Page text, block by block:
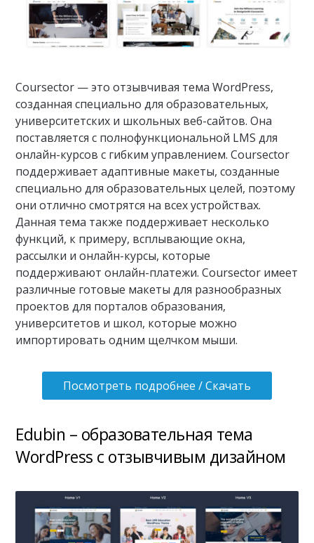
Coursector — это отзывчивая тема WordPress,
созданная специально для образовательных,
университетских и школьных веб-сайтов. Она
поставляется с полнофункциональной LMS для
онлайн-курсов с гибким управлением. Coursector
поддерживает адаптивные макеты, созданные
специально для образовательных целей, поэтому
они отлично смотрятся на всех устройствах.
Данная тема также поддерживает несколько
функций, к примеру, всплывающие окна,
рассылки и онлайн-курсы, которые
поддерживают онлайн-платежи. Coursector имеет
различные готовые макеты для разнообразных
проектов для порталов образования,
университетов и школ, которые можно
импортировать одним щелчком мыши.
Посмотреть подробнее / Скачать
Edubin – образовательная тема
WordPress с отзывчивым дизайном